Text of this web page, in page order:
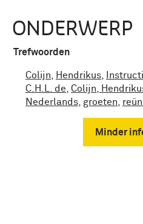
ONDERWERP
Trefwoorden
Colijn Hendrikus
C.H.L. de Colijn,
Nederlands groeten
Minder